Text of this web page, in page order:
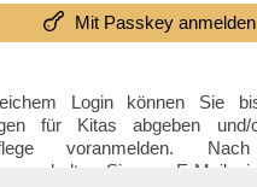
Mit Passkey anmelden
Login können Sie
für Kitas abgeben
voranmelden.
erhalten Sie per E-Mail